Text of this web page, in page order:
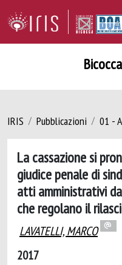
IRIS Pubblicazioni 01 -
La cassazione si
giudice penale di
atti amministrativi
che regolano il
LAVATELLI, MARCO
2017